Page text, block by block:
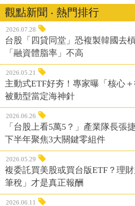
觀點新聞 ‧ 熱門排行
2026.07.28
台股「四貸同堂」恐複製韓國去
「融資體脂率」不高
2026.05.21
主動式ETF好夯！專家曝「核心
被動型當定海神針
2026.06.26
「台股上看5萬5？」產業隊長張
下半年聚焦3大關鍵零組件
2026.05.29
複委託買美股或買台版ETF？理
筆稅」才是真正報酬
2026.06.11